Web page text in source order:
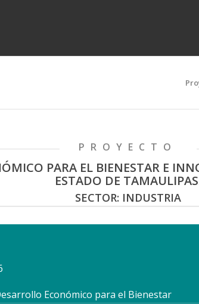
PROYECTO
PARA EL BIENESTAR E
ESTADO DE
SECTOR: INDUSTRIA
Económico para el Bienestar